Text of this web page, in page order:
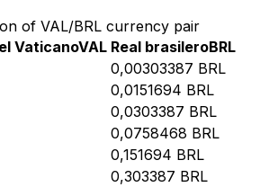
of VAL/BRL currency pair
VaticanoVAL Real brasileroBRL
0,00303387 BRL
0,0151694 BRL
0,0303387 BRL
0,0758468 BRL
0,151694 BRL
0,303387 BRL